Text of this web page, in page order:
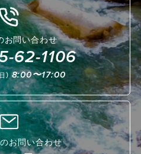
お問い合わせ
62-1106
） 8:00〜17:00
お問い合わせ